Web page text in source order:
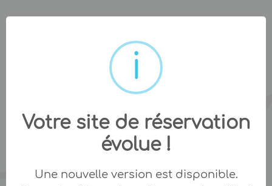
Votre site de réservation
évolue !
Une nouvelle version est disponible.